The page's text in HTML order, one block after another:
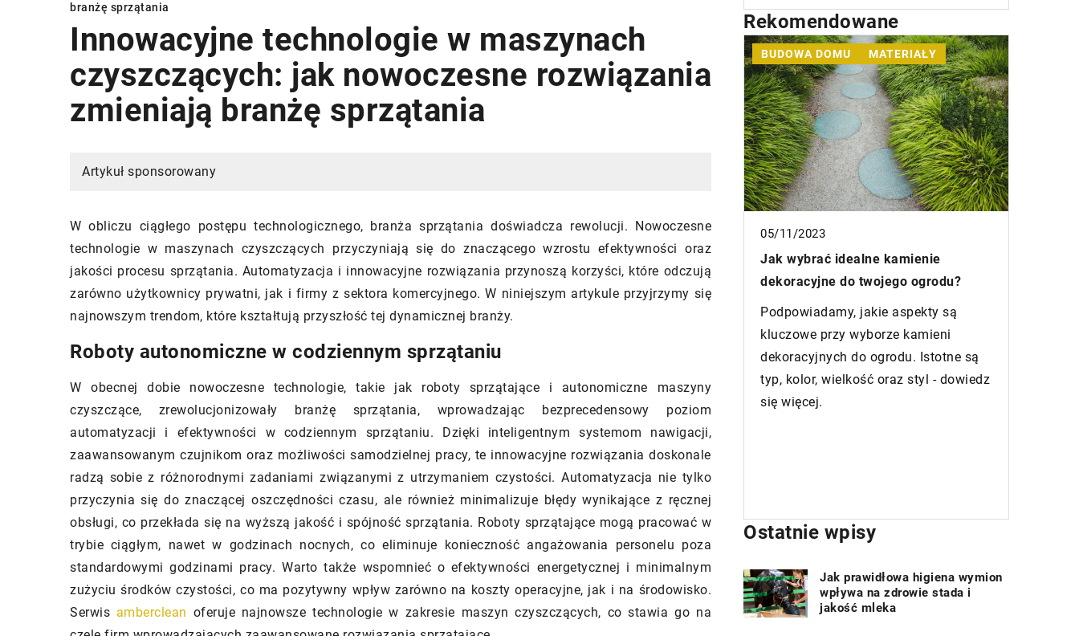
branżę sprzątania
Innowacyjne technologie w maszynach
czyszczących: jak nowoczesne rozwiązania
zmieniają branżę sprzątania
Artykuł sponsorowany
W obliczu ciągłego postępu technologicznego, branża sprzątania doświadcza rewolucji. Nowoczesne
technologie w maszynach czyszczących przyczyniają się do znaczącego wzrostu efektywności oraz
jakości procesu sprzątania. Automatyzacja i innowacyjne rozwiązania przynoszą korzyści, które odczują
zarówno użytkownicy prywatni, jak i firmy z sektora komercyjnego. W niniejszym artykule przyjrzymy się
najnowszym trendom, które kształtują przyszłość tej dynamicznej branży.
Roboty autonomiczne w codziennym sprzątaniu
W obecnej dobie nowoczesne technologie, takie jak roboty sprzątające i autonomiczne maszyny
czyszczące, zrewolucjonizowały branżę sprzątania, wprowadzając bezprecedensowy poziom
automatyzacji i efektywności w codziennym sprzątaniu. Dzięki inteligentnym systemom nawigacji,
zaawansowanym czujnikom oraz możliwości samodzielnej pracy, te innowacyjne rozwiązania doskonale
radzą sobie z różnorodnymi zadaniami związanymi z utrzymaniem czystości. Automatyzacja nie tylko
przyczynia się do znaczącej oszczędności czasu, ale również minimalizuje błędy wynikające z ręcznej
obsługi, co przekłada się na wyższą jakość i spójność sprzątania. Roboty sprzątające mogą pracować w
trybie ciągłym, nawet w godzinach nocnych, co eliminuje konieczność angażowania personelu poza
standardowymi godzinami pracy. Warto także wspomnieć o efektywności energetycznej i minimalnym
zużyciu środków czystości, co ma pozytywny wpływ zarówno na koszty operacyjne, jak i na środowisko.
Serwis amberclean oferuje najnowsze technologie w zakresie maszyn czyszczących, co stawia go na
Rekomendowane
Armaturę łazienkowa – jak zakupić
taką, która będzie dopasowana do
stylu Twojego domu
Pokonywanie problemów z wyborem
odpowiedniej armatury łazienkowej
dopasowanej do różnych stylów
kran, wannę, prysznic czy umywalkę.
INSTALACJE WENTYLACJA
02/05/2026
Korzyści z wykorzystania
odnawialnych źródeł energii do
ogrzewania wody basenowej
odnawialnych źródeł energii do
ogrzewania wody basenowej wpływa
na obniżenie kosztów, zwiększenie
efektywności energetycznej i ochronę
środowiska. Dowiedz się, jakie
technologie mogą zrewolucjonizować
Twój basen.
BUDOWA DOMU
05/11/2023
Jak wybrać idealne kamienie
dekoracyjne do twojego ogrodu?
dekoracyjnych do ogrodu. Istotne są
typ, kolor, wielkość oraz styl - dowiedz
się więcej.
INNE
09/09/2024
Armaturę łazienkowa – jak zakupić
taką, która będzie dopasowana do
stylu Twojego domu
Pokonywanie problemów z wyborem
odpowiedniej armatury łazienkowej
dopasowanej do różnych stylów
mieszkań. Znajdź swoją wymarzoną
kran, wannę, prysznic czy umywalkę.
Ostatnie wpisy
Jak prawidłowa higiena wymion
wpływa na zdrowie stada i
jakość mleka